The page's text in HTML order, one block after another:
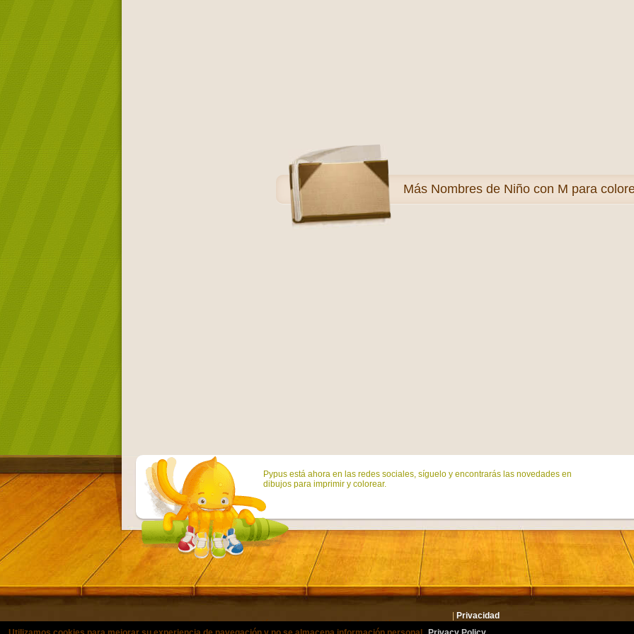
Utilizamos cookies para mejorar su experiencia de navegación y no se almacena información personal.Privacy Policy
Más Nombres de Niño con M para
Pypus está ahora en las redes sociales, síguelo y encontrarás las novedades en
dibujos para imprimir y colorear.
Privacidad
© Copyright 2011-2021 colorearjunior.com Todos los derechos reservados. Todos los personajes son marcas